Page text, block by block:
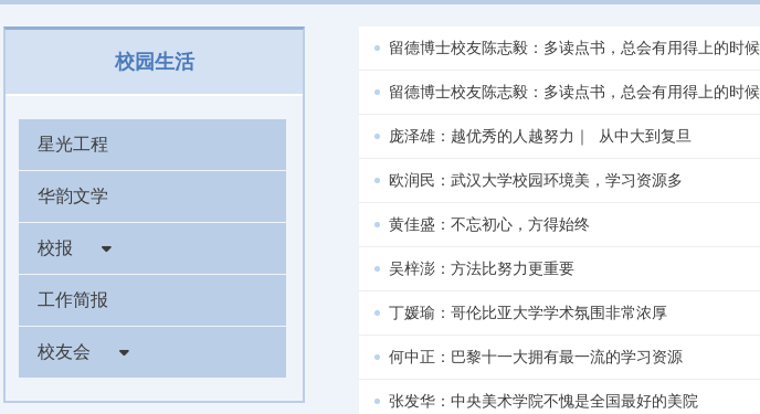
校园生活
星光工程
华韵文学
校报
工作简报
校友会
留德博士校友陈志毅：多读点书，总会有用得上的时候
留德博士校友陈志毅：多读点书，总会有用得上的时候
庞泽雄：越优秀的人越努力｜ 从中大到复旦
欧润民：武汉大学校园环境美，学习资源多
黄佳盛：不忘初心，方得始终
吴梓澎：方法比努力更重要
丁媛瑜：哥伦比亚大学学术氛围非常浓厚
何中正：巴黎十一大拥有最一流的学习资源
张发华：中央美术学院不愧是全国最好的美院